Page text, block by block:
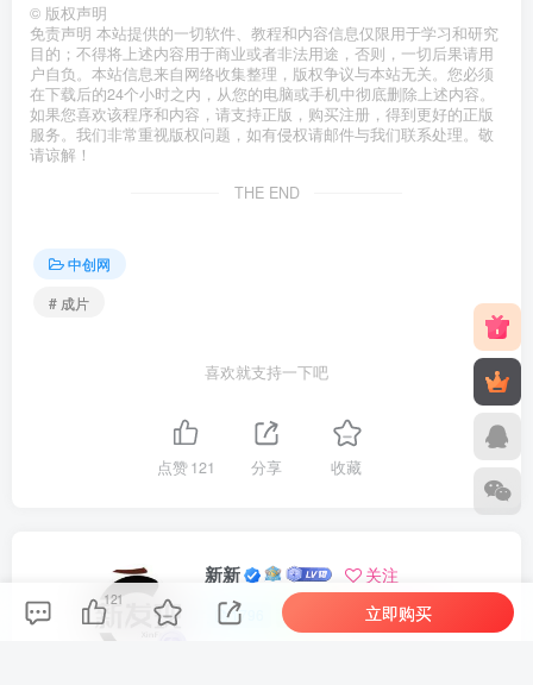
© 版权声明
免责声明 本站提供的一切软件、教程和内容信息仅限用于学习和研究
目的；不得将上述内容用于商业或者非法用途，否则，一切后果请用
户自负。本站信息来自网络收集整理，版权争议与本站无关。您必须
在下载后的24个小时之内，从您的电脑或手机中彻底删除上述内容。
如果您喜欢该程序和内容，请支持正版，购买注册，得到更好的正版
服务。我们非常重视版权问题，如有侵权请邮件与我们联系处理。敬
请谅解！
THE END
中创网
# 成片
喜欢就支持一下吧
点赞121 分享 收藏
新新 关注
1796 145W+
121
立即购买